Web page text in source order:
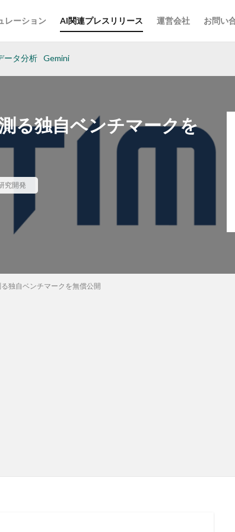
レーション AI関連プレスリリース 運営会社 お問い
ータ分析 Gemini
る独自ベンチマークを
究開発
独自ベンチマークを無償公開